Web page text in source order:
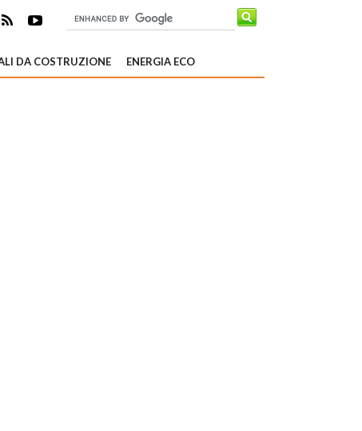
DA COSTRUZIONE ENERGIA ECO